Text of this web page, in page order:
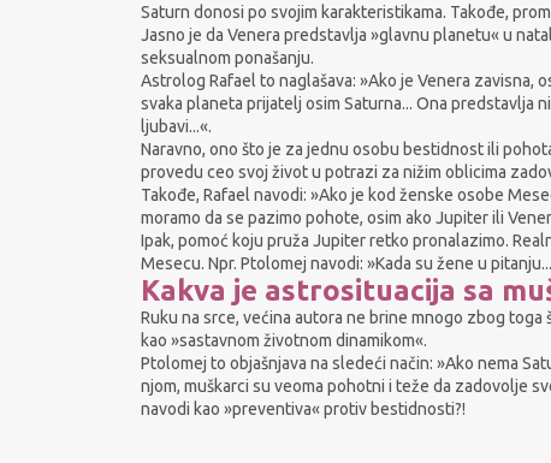
Saturn donosi po svojim karakteristikama. Takođe,
Jasno je da Venera predstavlja »glavnu planetu« u
seksualnom ponašanju.
Astrolog Rafael to naglašava: »Ako je Venera zavisna,
svaka planeta prijatelj osim Saturna... Ona predstavlja
ljubavi...«.
Naravno, ono što je za jednu osobu bestidnost ili
provedu ceo svoj život u potrazi za nižim oblicima
Takođe, Rafael navodi: »Ako je kod ženske osobe
moramo da se pazimo pohote, osim ako Jupiter ili
Ipak, pomoć koju pruža Jupiter retko pronalazimo.
Mesecu. Npr. Ptolomej navodi: »Kada su žene u
Kakva je astrosituacija sa
Ruku na srce, većina autora ne brine mnogo zbog
kao »sastavnom životnom dinamikom«.
Ptolomej to objašnjava na sledeći način: »Ako nema
njom, muškarci su veoma pohotni i teže da zadovolje
navodi kao »preventiva« protiv bestidnosti?!